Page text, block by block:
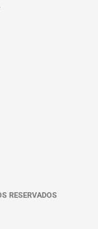
RESERVADOS